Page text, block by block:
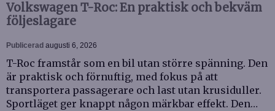
Volkswagen T-Roc: En praktisk och bekväm
följeslagare
Publicerad augusti 6, 2026
T-Roc framstår som en bil utan större spänning. Den
är praktisk och förnuftig, med fokus på att
transportera passagerare och last utan krusiduller.
Sportläget ger knappt någon märkbar effekt. Den…